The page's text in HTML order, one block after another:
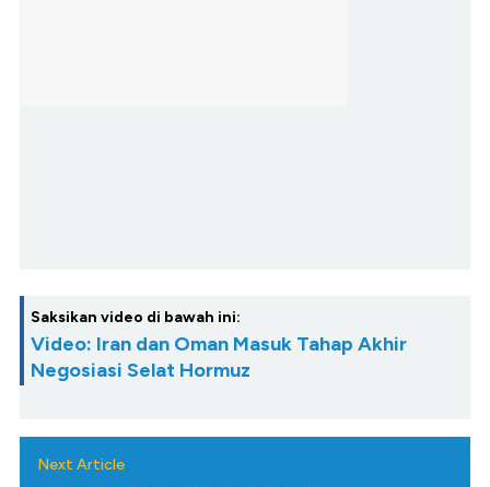
Saksikan video di bawah ini:
Video: Iran dan Oman Masuk Tahap Akhir
Negosiasi Selat Hormuz
Next Article